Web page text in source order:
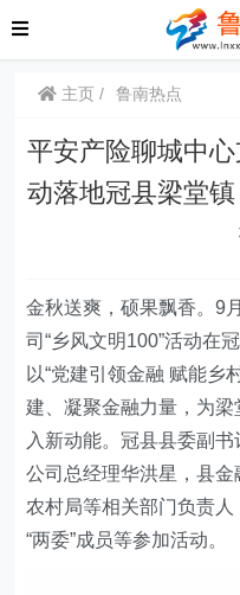
主页 鲁南热点
平安产险聊城中心
动落地冠县梁堂
金秋送爽，硕果飘香。9
司“乡风文明100”活动在
以“党建引领金融 赋能乡
建、凝聚金融力量，为
入新动能。冠县县委副
公司总经理华洪星，县
农村局等相关部门负责
“两委”成员等参加活动。